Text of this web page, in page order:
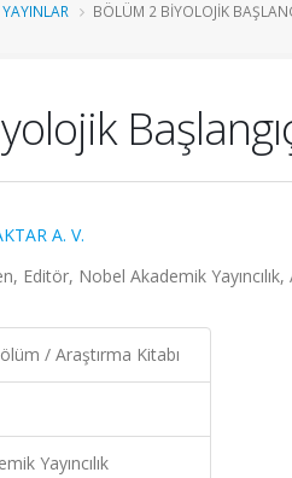
BÖLÜM 2 BIYOLOJIK
A. V.
Editör, Nobel Akademik
/ Araştırma Kitabı
Yayıncılık